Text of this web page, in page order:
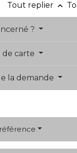
Tout replier keyboard_arrow_up
?
de carte
la demande